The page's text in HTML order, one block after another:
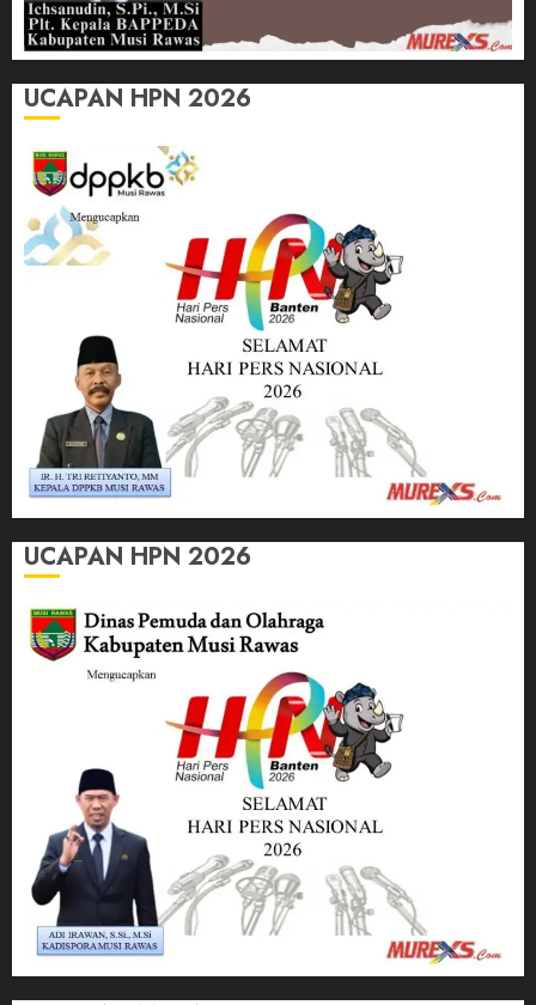
UCAPAN HPN 2026
UCAPAN HPN 2026